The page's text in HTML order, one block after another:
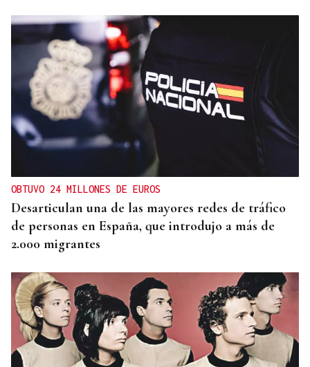
Lalo Pavón
O AFIADOR
Un día haberá autobuses
OBTUVO 24 MILLONES DE EUROS
Desarticulan una de las mayores redes de tráfico
de personas en España, que introdujo a más de
2.000 migrantes